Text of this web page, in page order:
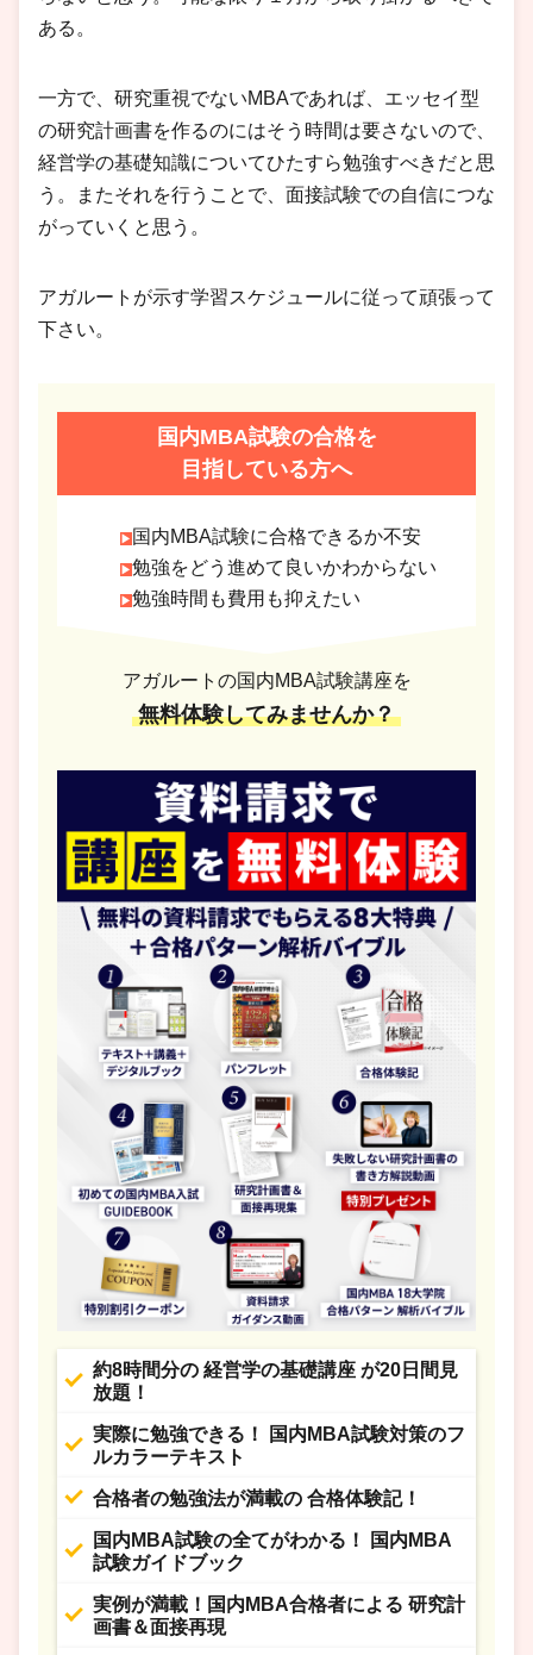
ある。
一方で、研究重視でないMBAであれば、エッセイ型
の研究計画書を作るのにはそう時間は要さないので、
経営学の基礎知識についてひたすら勉強すべきだと思
う。またそれを行うことで、面接試験での自信につな
がっていくと思う。
アガルートが示す学習スケジュールに従って頑張って
下さい。
国内MBA試験の合格を
目指している方へ
国内MBA試験に合格できるか不安
勉強をどう進めて良いかわからない
勉強時間も費用も抑えたい
アガルートの国内MBA試験講座を
無料体験してみませんか？
約8時間分の 経営学の基礎講座 が20日間見
放題！
実際に勉強できる！ 国内MBA試験対策のフ
ルカラーテキスト
合格者の勉強法が満載の 合格体験記！
国内MBA試験の全てがわかる！ 国内MBA
試験ガイドブック
実例が満載！国内MBA合格者による 研究計
画書＆面接再現